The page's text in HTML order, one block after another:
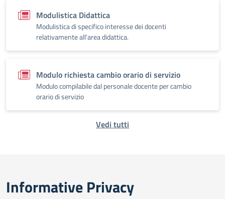
Modulistica Didattica
Modulistica di specifico interesse dei docenti
relativamente all'area didattica.
Modulo richiesta cambio orario di servizio
Modulo compilabile dal personale docente per cambio
orario di servizio
Vedi tutti
Informative Privacy